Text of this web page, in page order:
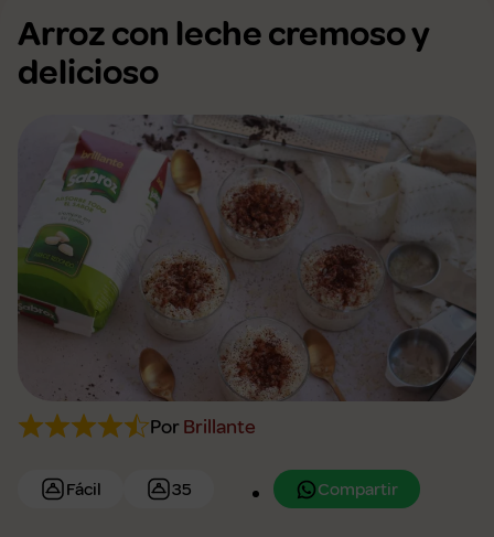
Arroz con leche cremoso y
delicioso
Por Brillante
Fácil 35 Compartir